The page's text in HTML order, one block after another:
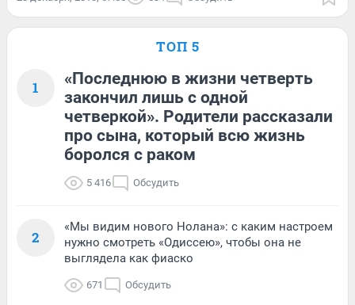
ТОП 5
1
«Последнюю в жизни четверть
закончил лишь с одной
четверкой». Родители рассказали
про сына, который всю жизнь
боролся с раком
5 416 Обсудить
2
«Мы видим нового Нолана»: с каким настроем
нужно смотреть «Одиссею», чтобы она не
выглядела как фиаско
671 Обсудить